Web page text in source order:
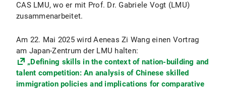
CAS LMU, wo er mit Prof. Dr. Gabriele Vogt (LMU)
zusammenarbeitet.
Am 22. Mai 2025 wird Aeneas Zi Wang einen Vortrag
am Japan-Zentrum der LMU halten:
„Defining skills in the context of nation-building and
talent competition: An analysis of Chinese skilled
immigration policies and implications for comparative